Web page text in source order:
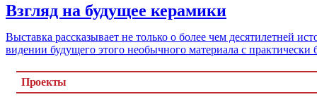
Взгляд на будущее керамики
Выставка рассказывает не только о более чем десятилетней
видении будущего этого необычного материала с
Проекты